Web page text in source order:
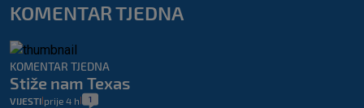
KOMENTAR TJEDNA
KOMENTAR TJEDNA
Stiže nam Texas
VIJESTI prije 4 h 1